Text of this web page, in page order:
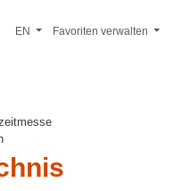
Favoriten verwalten
EN